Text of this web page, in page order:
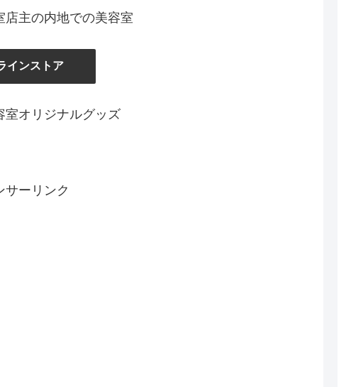
店主の内地での美容室
インストア
室オリジナルグッズ
サーリンク